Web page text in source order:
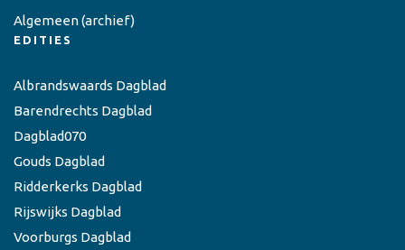
Algemeen(archief)
EDITIES
Albrandswaards Dagblad
Barendrechts Dagblad
Dagblad070
Gouds Dagblad
Ridderkerks Dagblad
Rijswijks Dagblad
Voorburgs Dagblad